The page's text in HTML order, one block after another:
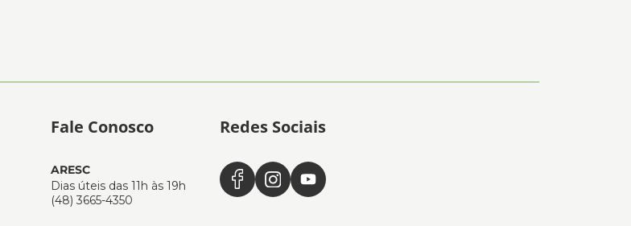
Fale Conosco
ARESC
Dias úteis das 11h às 19h
(48) 3665-4350
Redes Sociais